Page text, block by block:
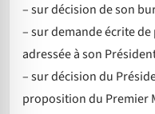
– sur décision de son
– sur demande écrite
adressée à son
– sur décision du
proposition du Premier